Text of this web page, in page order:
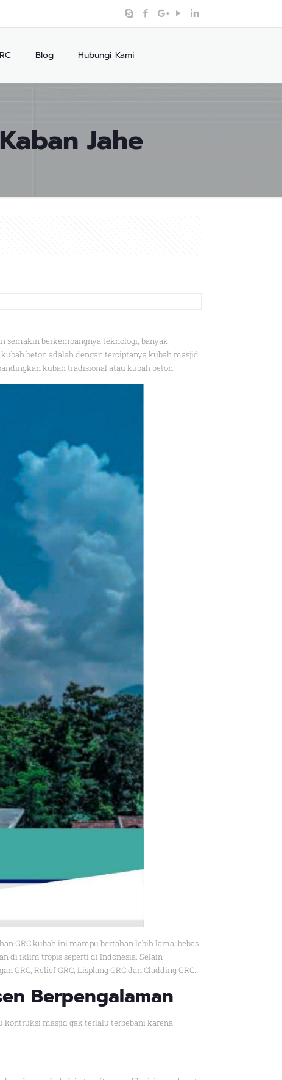
Blog Hubungi Kami
Jahe
semakin berkembangnya teknologi, banyak
beton adalah dengan terciptanya kubah masjid
kubah tradisional atau kubah beton.
GRC kubah ini mampu bertahan lebih lama, bebas
di iklim tropis seperti di Indonesia. Selain
Relief GRC, Lisplang GRC dan Cladding GRC.
Berpengalaman
masjid gak terlalu terbebani karena